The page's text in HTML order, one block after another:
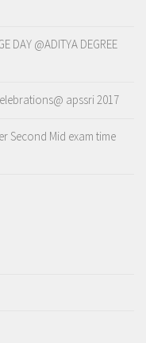
DAY @ADITYA DEGREE
apssri 2017
Second Mid exam time